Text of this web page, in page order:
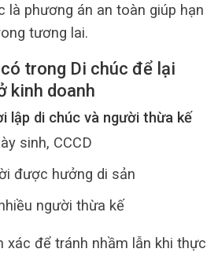
là phương án an toàn giúp hạn
tương lai.
trong Di chúc để lại
kinh doanh
lập di chúc và người thừa kế
sinh, CCCD
được hưởng di sản
người thừa kế
xác để tránh nhầm lẫn khi thực